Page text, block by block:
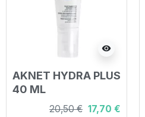
visibility
AKNET HYDRA PLUS
40 ML
20,50 € 17,70 €